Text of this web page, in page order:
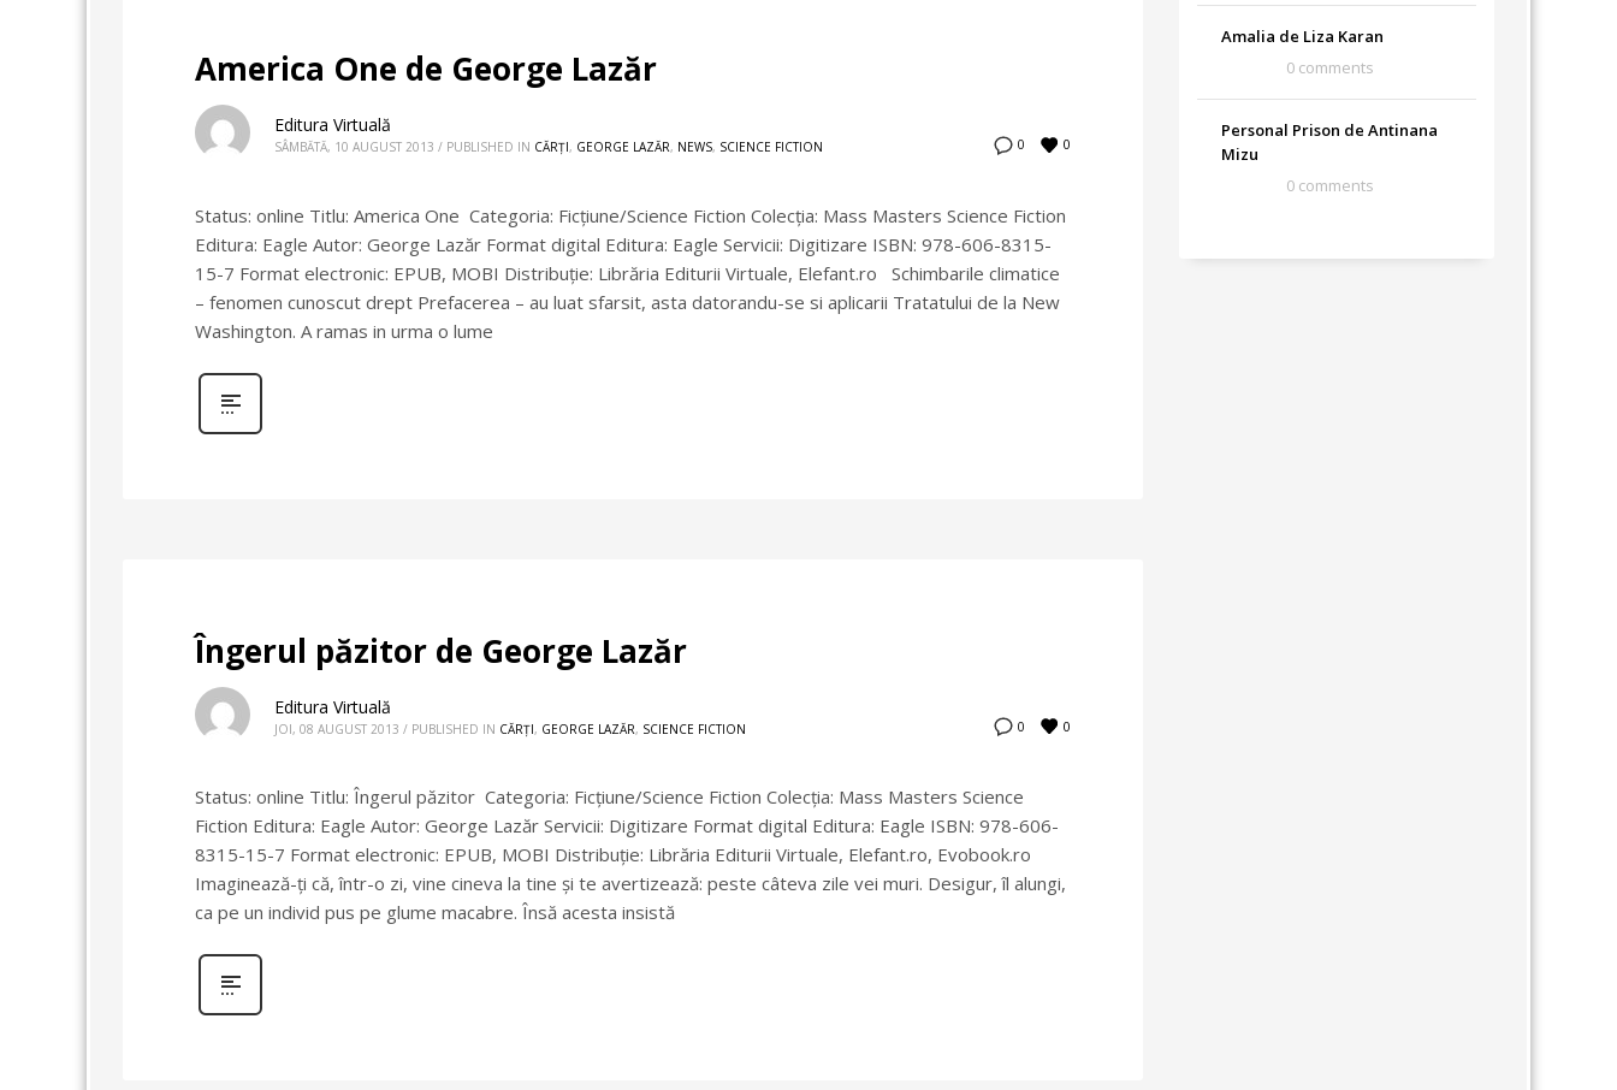
America One de George Lazăr
0 0
Editura Virtuală
SÂMBĂTĂ, 10 AUGUST 2013 / PUBLISHED IN CĂRȚI, GEORGE LAZĂR, NEWS, SCIENCE FICTION
Status: online Titlu: America One Categoria: Ficţiune/Science Fiction Colecţia: Mass Masters Science Fiction
Editura: Eagle Autor: George Lazăr Format digital Editura: Eagle Servicii: Digitizare ISBN: 978-606-8315-
15-7 Format electronic: EPUB, MOBI Distribuţie: Librăria Editurii Virtuale, Elefant.ro Schimbarile climatice
– fenomen cunoscut drept Prefacerea – au luat sfarsit, asta datorandu-se si aplicarii Tratatului de la New
Washington. A ramas in urma o lume
Îngerul păzitor de George Lazăr
0 0
Editura Virtuală
JOI, 08 AUGUST 2013 / PUBLISHED IN CĂRȚI, GEORGE LAZĂR, SCIENCE FICTION
Status: online Titlu: Îngerul păzitor Categoria: Ficţiune/Science Fiction Colecţia: Mass Masters Science
Fiction Editura: Eagle Autor: George Lazăr Servicii: Digitizare Format digital Editura: Eagle ISBN: 978-606-
8315-15-7 Format electronic: EPUB, MOBI Distribuţie: Librăria Editurii Virtuale, Elefant.ro, Evobook.ro
Imaginează-ţi că, într-o zi, vine cineva la tine şi te avertizează: peste câteva zile vei muri. Desigur, îl alungi,
ca pe un individ pus pe glume macabre. Însă acesta insistă
Amalia de Liza Karan
0 comments
Personal Prison de Antinana
Mizu
0 comments